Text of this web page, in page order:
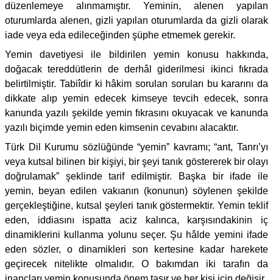
düzenlemeye alınmamıştır. Yeminin, alenen yapılan
oturumlarda alenen, gizli yapılan oturumlarda da gizli olarak
iade veya eda edileceğinden şüphe etmemek gerekir.
Yemin davetiyesi ile bildirilen yemin konusu hakkında,
doğacak tereddütlerin de derhâl giderilmesi ikinci fıkrada
belirtilmiştir. Tabiîdir ki hâkim sorulan soruları bu kararını da
dikkate alıp yemin edecek kimseye tevcih edecek, sonra
kanunda yazılı şekilde yemin fıkrasını okuyacak ve kanunda
yazılı biçimde yemin eden kimsenin cevabını alacaktır.
Türk Dil Kurumu sözlüğünde “yemin” kavramı; “ant, Tanrı’yı
veya kutsal bilinen bir kişiyi, bir şeyi tanık göstererek bir olayı
doğrulamak” şeklinde tarif edilmiştir. Başka bir ifade ile
yemin, beyan edilen vakıanın (konunun) söylenen şekilde
gerçekleştiğine, kutsal şeyleri tanık göstermektir. Yemin teklif
eden, iddiasını ispatta aciz kalınca, karşısındakinin iç
dinamiklerini kullanma yolunu seçer. Şu hâlde yemini ifade
eden sözler, o dinamikleri son kertesine kadar harekete
geçirecek nitelikte olmalıdır. O bakımdan iki tarafın da